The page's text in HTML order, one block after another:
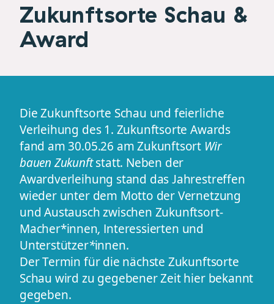
Zukunftsorte Schau &
Award
Die Zukunftsorte Schau und feierliche
Verleihung des 1. Zukunftsorte Awards
fand am 30.05.26 am Zukunftsort Wir
bauen Zukunftstatt. Neben der
Awardverleihung stand das Jahrestreffen
wieder unter dem Motto der Vernetzung
und Austausch zwischen Zukunftsort-
Macher*innen, Interessierten und
Unterstützer*innen.
Der Termin für die nächste Zukunftsorte
Schau wird zu gegebener Zeit hier bekannt
gegeben.